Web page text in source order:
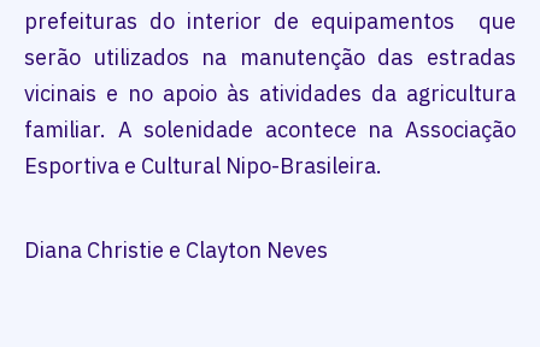
prefeituras do interior de equipamentos que
serão utilizados na manutenção das estradas
vicinais e no apoio às atividades da agricultura
familiar. A solenidade acontece na Associação
Esportiva e Cultural Nipo-Brasileira.
Diana Christie e Clayton Neves